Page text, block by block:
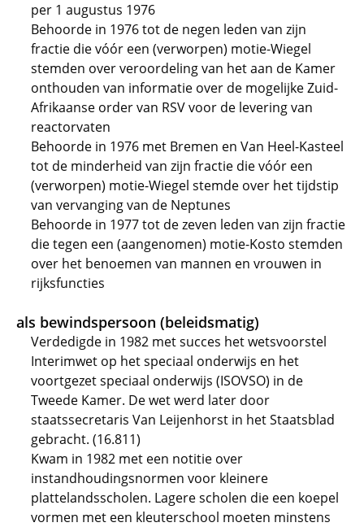
per 1 augustus 1976
Behoorde in 1976 tot de negen leden van zijn
fractie die vóór een (verworpen) motie-Wiegel
stemden over veroordeling van het aan de Kamer
onthouden van informatie over de mogelijke Zuid-
Afrikaanse order van RSV voor de levering van
reactorvaten
Behoorde in 1976 met Bremen en Van Heel-Kasteel
tot de minderheid van zijn fractie die vóór een
(verworpen) motie-Wiegel stemde over het tijdstip
van vervanging van de Neptunes
Behoorde in 1977 tot de zeven leden van zijn fractie
die tegen een (aangenomen) motie-Kosto stemden
over het benoemen van mannen en vrouwen in
rijksfuncties
als bewindspersoon (beleidsmatig)
Verdedigde in 1982 met succes het wetsvoorstel
Interimwet op het speciaal onderwijs en het
voortgezet speciaal onderwijs (ISOVSO) in de
Tweede Kamer. De wet werd later door
staatssecretaris Van Leijenhorst in het Staatsblad
gebracht. (16.811)
Kwam in 1982 met een notitie over
instandhoudingsnormen voor kleinere
plattelandsscholen. Lagere scholen die een koepel
vormen met een kleuterschool moeten minstens